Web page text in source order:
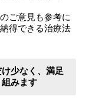
ご意見も参考に
得できる治療法
少なく、満足
みます